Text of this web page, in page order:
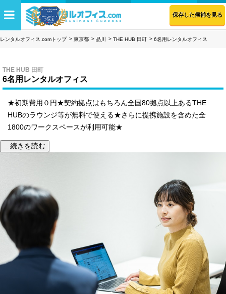
保存した候補を見る
レンタルオフィス.comトップ 東京都 品川 THE HUB 田町 6名用レンタルオフィス
THE HUB 田町
6名用レンタルオフィス
★初期費用０円★契約拠点はもちろん全国80拠点以上あるTHE
HUBのラウンジ等が無料で使える★さらに提携施設を含めた全
1800のワークスペースが利用可能★
...続きを読む